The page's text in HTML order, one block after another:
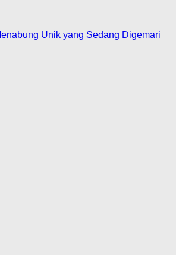
Unik yang Sedang Digemari